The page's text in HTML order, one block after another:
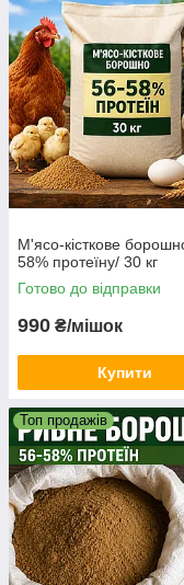
М'ясо-кісткове
58% протеїну/ 30 кг
Готово до відправки
990 ₴/мішок
Купити
Топ продажів